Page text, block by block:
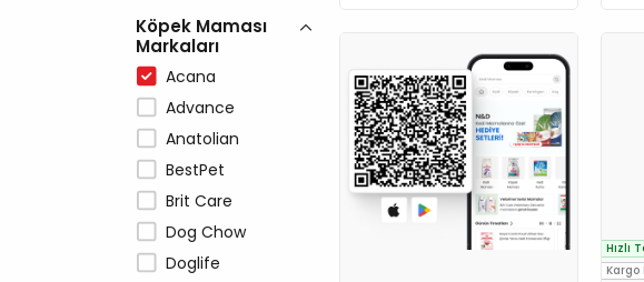
Köpek Maması
Markaları
Acana
Advance
Anatolian
BestPet
Brit Care
Dog Chow
Doglife
Kargo
Hızlı